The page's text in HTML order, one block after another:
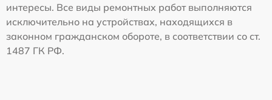
интересы. Все виды ремонтных работ выполняются
исключительно на устройствах, находящихся в
законном гражданском обороте, в соответствии со ст.
1487 ГК РФ.